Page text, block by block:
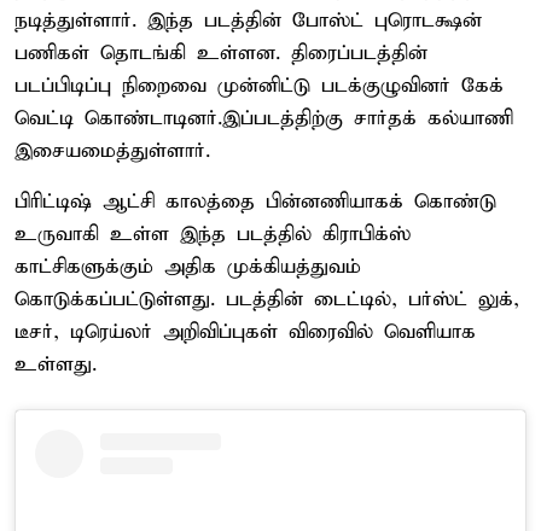
நடித்துள்ளார். இந்த படத்தின் போஸ்ட் புரொடக்ஷன்
பணிகள் தொடங்கி உள்ளன. திரைப்படத்தின்
படப்பிடிப்பு நிறைவை முன்னிட்டு படக்குழுவினர் கேக்
வெட்டி கொண்டாடினர்.இப்படத்திற்கு சார்தக் கல்யாணி
இசையமைத்துள்ளார்.
பிரிட்டிஷ் ஆட்சி காலத்தை பின்னணியாகக் கொண்டு
உருவாகி உள்ள இந்த படத்தில் கிராபிக்ஸ்
காட்சிகளுக்கும் அதிக முக்கியத்துவம்
கொடுக்கப்பட்டுள்ளது. படத்தின் டைட்டில், பர்ஸ்ட் லுக்,
டீசர், டிரெய்லர் அறிவிப்புகள் விரைவில் வெளியாக
உள்ளது.